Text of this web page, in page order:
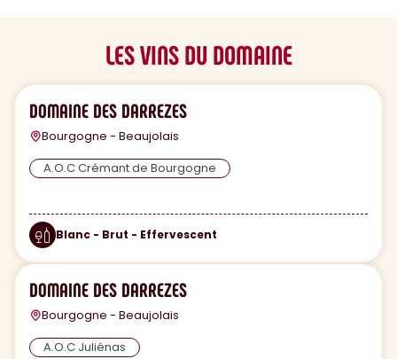
LES VINS DU DOMAINE
DOMAINE DES DARREZES
Bourgogne - Beaujolais
A.O.C Crémant de Bourgogne
Blanc - Brut - Effervescent
DOMAINE DES DARREZES
Bourgogne - Beaujolais
A.O.C Juliénas